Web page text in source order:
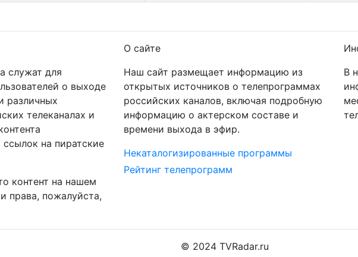
служат для
о выходе
различных
телеканалах и
на пиратские
контент на нашем
права, пожалуйста,
О сайте
Наш сайт размещает информацию из
открытых источников о телепрограммах
российских каналов, включая подробную
информацию о актерском составе и
времени выхода в эфир.
Некаталогизированные программы
Рейтинг телепрограмм
В
© 2024 TVRadar.ru